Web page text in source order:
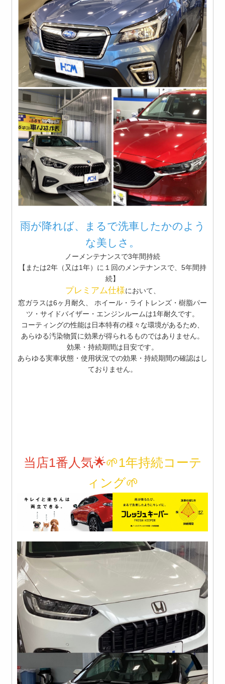
雨が降れば、まるで洗車したかのよう
な美しさ。
ノーメンテナンスで3年間持続
【または2年（又は1年）に１回のメンテナンスで、5年間持
続】
プレミアム仕様において、
窓ガラスは6ヶ月耐久、 ホイール・ライトレンズ・樹脂パー
ツ・サイドバイザー・エンジンルームは1年耐久です。
コーティングの性能は日本特有の様々な環境があるため、
あらゆる汚染物質に効果が得られるものではありません。
効果・持続期間は目安です。
あらゆる実車状態・使用状況での効果・持続期間の確認はし
ておりません。
当店1番人気🌟🌱1年持続コーテ
ィング🌱